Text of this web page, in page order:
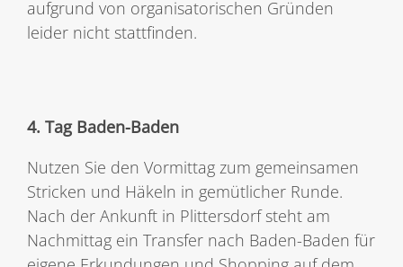
aufgrund von organisatorischen Gründen
leider nicht stattfinden.
4. Tag Baden-Baden
Nutzen Sie den Vormittag zum gemeinsamen
Stricken und Häkeln in gemütlicher Runde.
Nach der Ankunft in Plittersdorf steht am
Nachmittag ein Transfer nach Baden-Baden für